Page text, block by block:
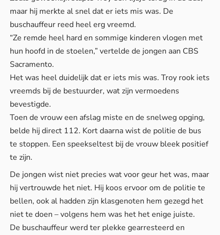
maar hij merkte al snel dat er iets mis was. De
buschauffeur reed heel erg vreemd.
“Ze remde heel hard en sommige kinderen vlogen met
hun hoofd in de stoelen,” vertelde de jongen aan CBS
Sacramento.
Het was heel duidelijk dat er iets mis was. Troy rook iets
vreemds bij de bestuurder, wat zijn vermoedens
bevestigde.
Toen de vrouw een afslag miste en de snelweg opging,
belde hij direct 112. Kort daarna wist de politie de bus
te stoppen. Een speekseltest bij de vrouw bleek positief
te zijn.
De jongen wist niet precies wat voor geur het was, maar
hij vertrouwde het niet. Hij koos ervoor om de politie te
bellen, ook al hadden zijn klasgenoten hem gezegd het
niet te doen – volgens hem was het het enige juiste.
De buschauffeur werd ter plekke gearresteerd en